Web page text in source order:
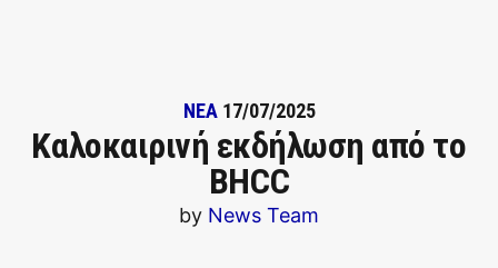
ΝΕΑ 17/07/2025
Καλοκαιρινή εκδήλωση από το
BHCC
by News Team